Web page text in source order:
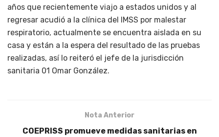
años que recientemente viajo a estados unidos y al
regresar acudió a la clínica del IMSS por malestar
respiratorio, actualmente se encuentra aislada en su
casa y están a la espera del resultado de las pruebas
realizadas, así lo reiteró el jefe de la jurisdicción
sanitaria 01 Omar González.
Nota Anterior
COEPRISS promueve medidas sanitarias en